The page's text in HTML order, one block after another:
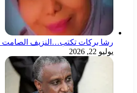
رشا بركات تكتب…النزيف الصامت
يوليو 22, 2026